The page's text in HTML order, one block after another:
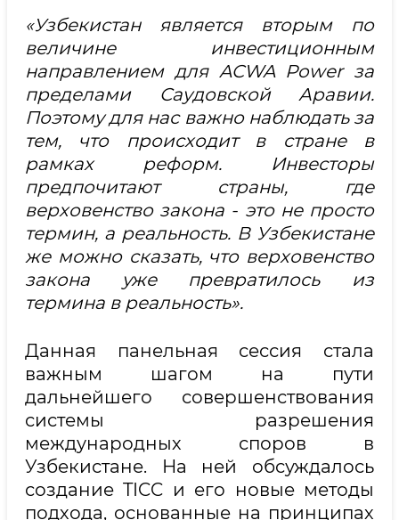
«Узбекистан является вторым по
величине инвестиционным
направлением для ACWA Power за
пределами Саудовской Аравии.
Поэтому для нас важно наблюдать за
тем, что происходит в стране в
рамках реформ. Инвесторы
предпочитают страны, где
верховенство закона - это не просто
термин, а реальность. В Узбекистане
же можно сказать, что верховенство
закона уже превратилось из
термина в реальность».
Данная панельная сессия стала
важным шагом на пути
дальнейшего совершенствования
системы разрешения
международных споров в
Узбекистане. На ней обсуждалось
создание TICC и его новые методы
подхода, основанные на принципах